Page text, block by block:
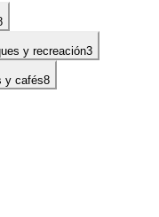
y recreación3
y cafés8